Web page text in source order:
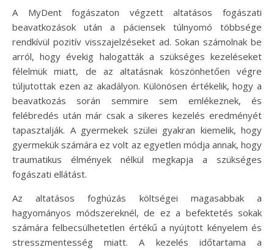
A MyDent fogászaton végzett altatásos fogászati
beavatkozások után a páciensek túlnyomó többsége
rendkívül pozitív visszajelzéseket ad. Sokan számolnak be
arról, hogy évekig halogatták a szükséges kezeléseket
félelmük miatt, de az altatásnak köszönhetően végre
túljutottak ezen az akadályon. Különösen értékelik, hogy a
beavatkozás során semmire sem emlékeznek, és
felébredés után már csak a sikeres kezelés eredményét
tapasztalják. A gyermekek szülei gyakran kiemelik, hogy
gyermekük számára ez volt az egyetlen módja annak, hogy
traumatikus élmények nélkül megkapja a szükséges
fogászati ellátást.
Az altatásos foghúzás költségei magasabbak a
hagyományos módszereknél, de ez a befektetés sokak
számára felbecsülhetetlen értékű a nyújtott kényelem és
stresszmentesség miatt. A kezelés időtartama a